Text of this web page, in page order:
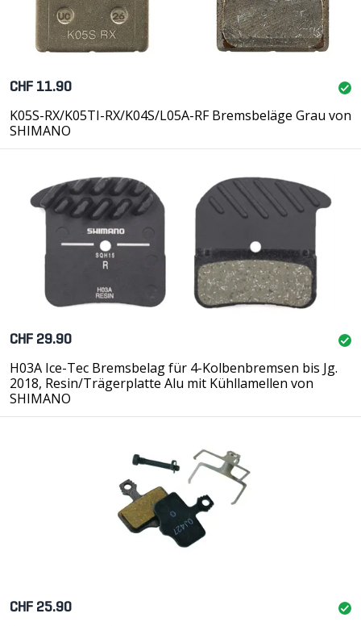
CHF 11.90
K05S-RX/K05TI-RX/K04S/L05A-RF Bremsbeläge Grau von
SHIMANO
CHF 29.90
H03A Ice-Tec Bremsbelag für 4-Kolbenbremsen bis Jg.
2018, Resin/Trägerplatte Alu mit Kühllamellen von
SHIMANO
CHF 25.90